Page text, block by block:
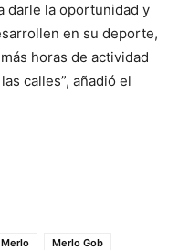
darle la oportunidad y
en su deporte,
horas de actividad
calles”, añadió el
Merlo
Merlo Gob